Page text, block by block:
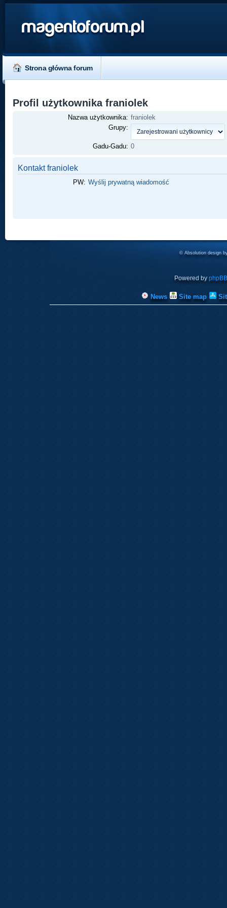
magentoforum.pl
Strona główna forum
Profil użytkownika franiolek
Nazwa użytkownika: franiolek
Grupy:
Gadu-Gadu: 0
Kontakt franiolek
PW: Wyślij prywatną wiadomość
© Absolution design
Powered by phpBB
News Site map